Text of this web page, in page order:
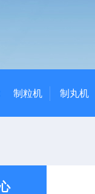
制粒机 制丸机